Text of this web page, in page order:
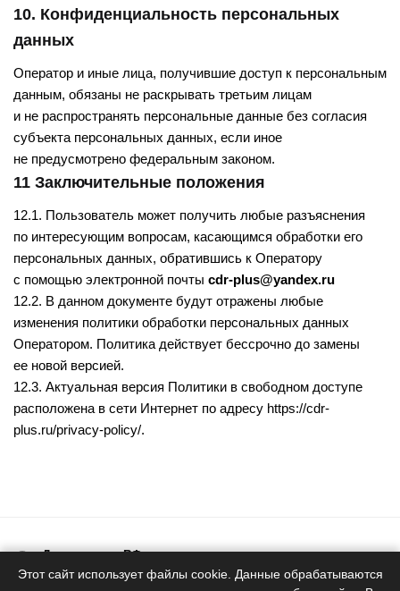
10. Конфиденциальность персональных
данных
Оператор и иные лица, получившие доступ к персональным
данным, обязаны не раскрывать третьим лицам
и не распространять персональные данные без согласия
субъекта персональных данных, если иное
не предусмотрено федеральным законом.
11 Заключительные положения
12.1. Пользователь может получить любые разъяснения
по интересующим вопросам, касающимся обработки его
персональных данных, обратившись к Оператору
с помощью электронной почты cdr-plus@yandex.ru
12.2. В данном документе будут отражены любые
изменения политики обработки персональных данных
Оператором. Политика действует бессрочно до замены
ее новой версией.
12.3. Актуальная версия Политики в свободном доступе
расположена в сети Интернет по адресу https://cdr-
plus.ru/privacy-policy/.
Доставка по РФ
Белоруское качество
Этот сайт использует файлы cookie. Данные обрабатываются